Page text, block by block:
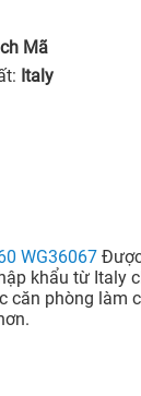
Mã
Italy
WG36067
khẩu từ Italy
căn phòng làm